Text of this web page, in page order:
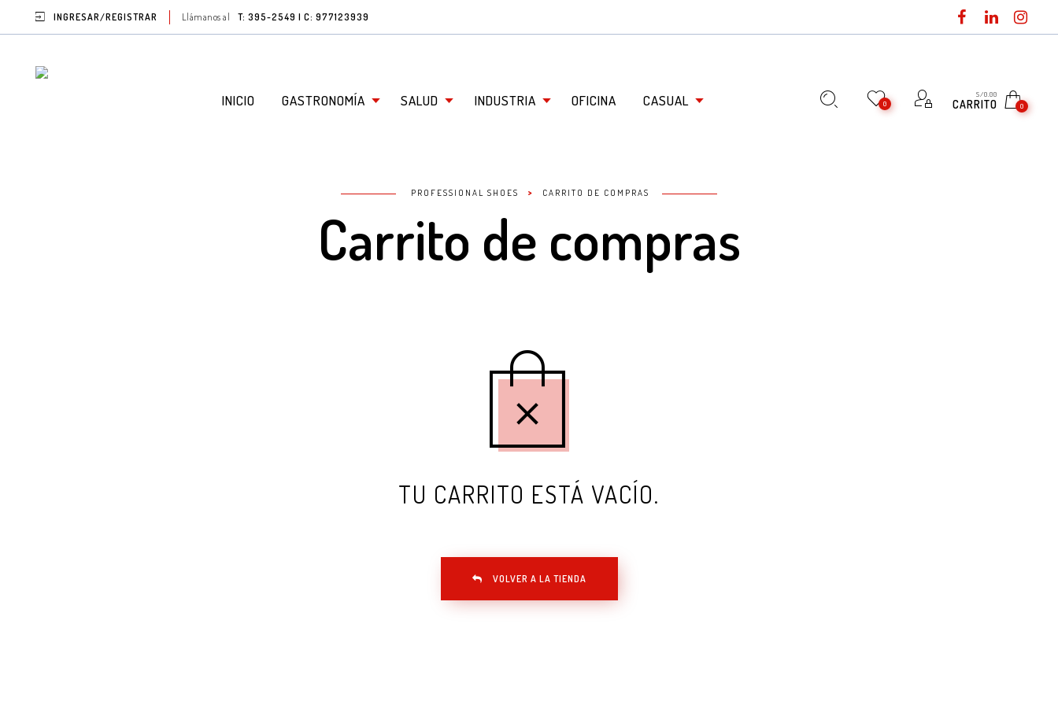
INGRESAR/REGISTRAR Llámanos al T: 395-2549 | C: 977123939
INICIO GASTRONOMÍA SALUD INDUSTRIA OFICINA CASUAL 0
S/0.00
CARRITO 0
PROFESSIONAL SHOES > CARRITO DE COMPRAS
Carrito de compras
TU CARRITO ESTÁ VACÍO.
VOLVER A LA TIENDA